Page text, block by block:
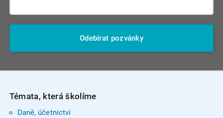
Odebírat pozvánky
Témata, která školíme
Daně, účetnictví